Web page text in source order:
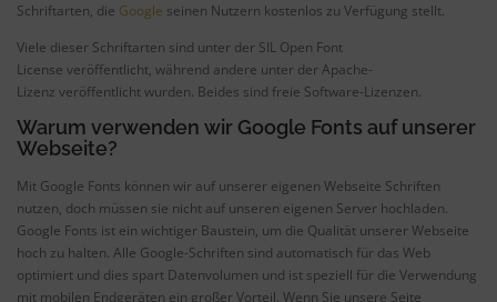
Schriftarten, die Google seinen Nutzern kostenlos zu Verfügung stellt.
Viele dieser Schriftarten sind unter der SIL Open Font
License veröffentlicht, während andere unter der Apache-
Lizenz veröffentlicht wurden. Beides sind freie Software-Lizenzen.
Warum verwenden wir Google Fonts auf unserer
Webseite?
Mit Google Fonts können wir auf unserer eigenen Webseite Schriften
nutzen, doch müssen sie nicht auf unseren eigenen Server hochladen.
Google Fonts ist ein wichtiger Baustein, um die Qualität unserer Webseite
hoch zu halten. Alle Google-Schriften sind automatisch für das Web
optimiert und dies spart Datenvolumen und ist speziell für die Verwendung
mit mobilen Endgeräten ein großer Vorteil. Wenn Sie unsere Seite